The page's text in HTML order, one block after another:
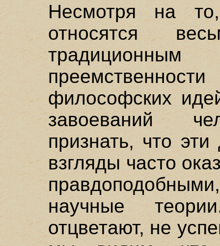
Несмотря на
относятся
философских
завоеваний
признать, что
взгляды часто
научные
отцветают, не